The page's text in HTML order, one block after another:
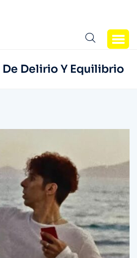
De Delirio Y Equilibrio